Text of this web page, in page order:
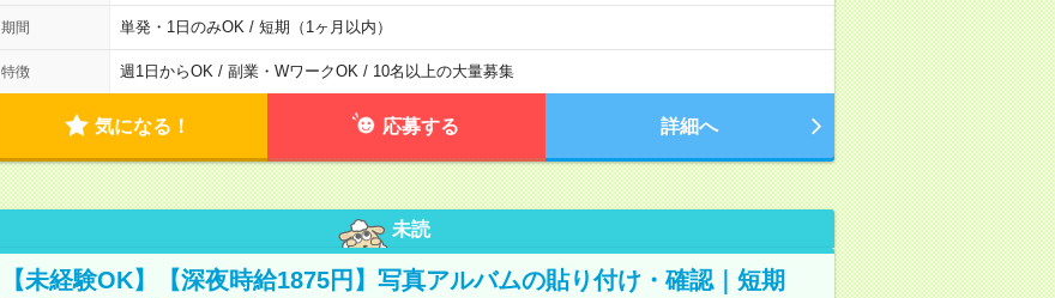
期間 単発・1日のみOK / 短期（1ヶ月以内）
特徴 週1日からOK / 副業・WワークOK / 10名以上の大量募集
気になる！ 応募する 詳細へ
未読
【未経験OK】【深夜時給1875円】写真アルバムの貼り付け・確認｜短期